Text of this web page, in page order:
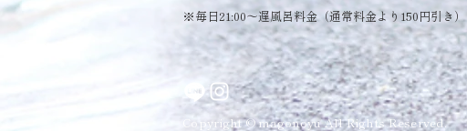
​※毎日21:00～遅風呂料金（通常料金より150円引き）
Copyright © magonoyu All Rights Reserved.